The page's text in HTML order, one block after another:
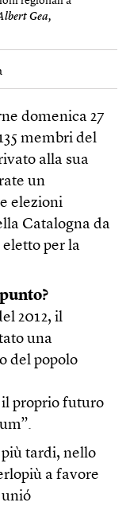
Gea,
domenica 27
membri del
alla sua
un
elezioni
Catalogna da
per la
2012, il
una
del popolo
proprio futuro
tardi, nello
a favore